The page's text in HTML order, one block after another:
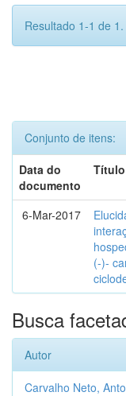
Resultado 1-1 de 1.
Conjunto de itens:
Data do
documento
Título
6-Mar-2017
(-)-
Busca
Autor
Carvalho Neto,